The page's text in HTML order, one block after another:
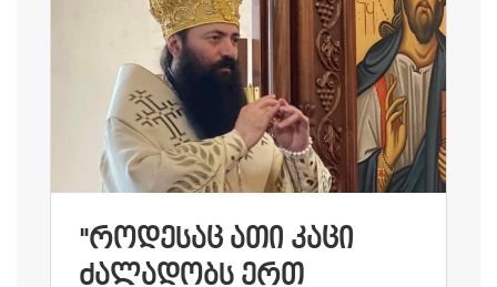
"ᲠᲝᲓᲔᲡᲐᲪ ᲐᲗᲘ ᲙᲐᲪᲘ
ᲫᲐᲚᲐᲓᲝᲑᲡ ᲔᲠᲗ